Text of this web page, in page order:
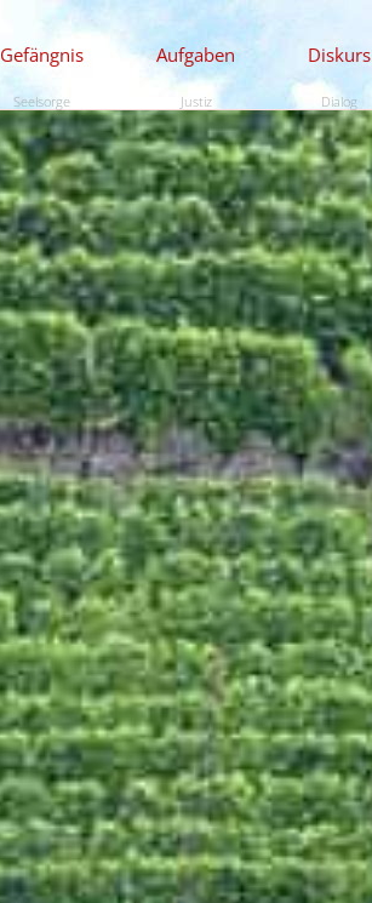
Gefängnis
Seelsorge
Aufgaben
Justiz
Diskurs
Dialog